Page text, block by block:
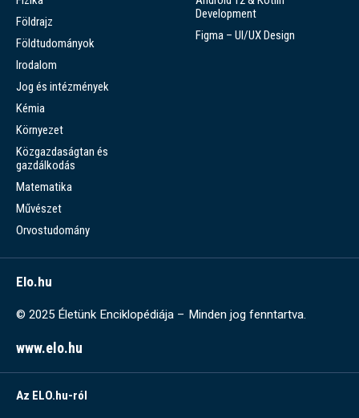
Földrajz
Földtudományok
Irodalom
Jog és intézmények
Kémia
Környezet
Közgazdaságtan és
gazdálkodás
Matematika
Művészet
Orvostudomány
Development
Figma – UI/UX Design
Elo.hu
© 2025 Életünk Enciklopédiája – Minden jog fenntartva.
www.elo.hu
Az ELO.hu-ról